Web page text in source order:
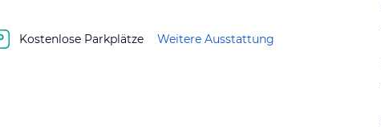
Kostenlose Parkplätze Weitere Ausstattung